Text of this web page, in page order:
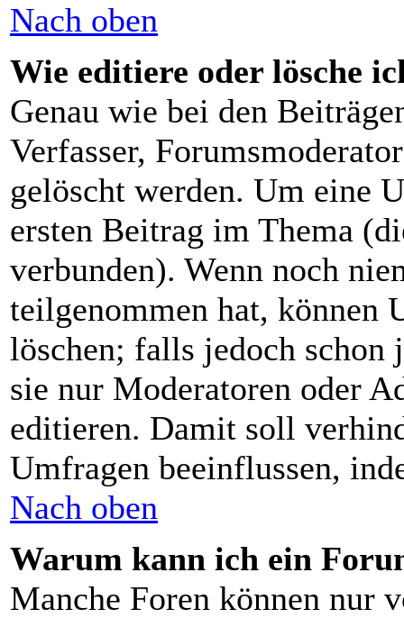
Nach oben
Wie editiere oder lösche
Genau wie bei den
Verfasser,
gelöscht werden. Um eine
ersten Beitrag im Thema
verbunden). Wenn noch
teilgenommen hat, können
löschen; falls jedoch schon
sie nur Moderatoren oder
editieren. Damit soll
Umfragen beeinflussen,
Nach oben
Warum kann ich ein
Manche Foren können nur